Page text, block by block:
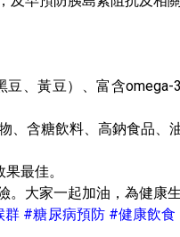
、黃豆）、富含
、含糖飲料、高鈉食品、
最佳。
大家一起加油，為健康
群 #糖尿病預防 #健康飲食